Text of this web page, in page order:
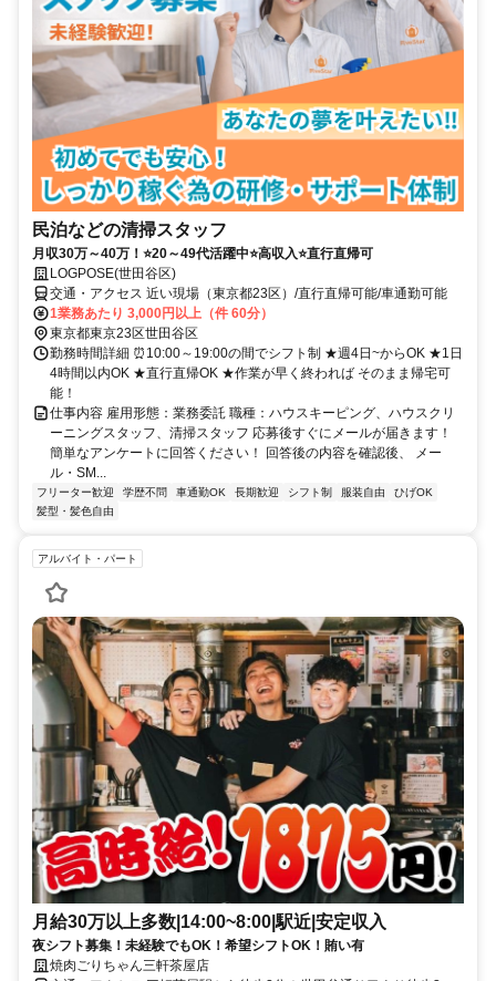
民泊などの清掃スタッフ
月収30万～40万！⭐20～49代活躍中⭐高収入⭐直行直帰可
LOGPOSE(世田谷区)
交通・アクセス 近い現場（東京都23区）/直行直帰可能/車通勤可能
1業務あたり 3,000円以上（件 60分）
東京都東京23区世田谷区
勤務時間詳細 ⏰10:00～19:00の間でシフト制 ★週4日~からOK ★1日
4時間以内OK ★直行直帰OK ★作業が早く終われば そのまま帰宅可
能！
仕事内容 雇用形態：業務委託 職種：ハウスキーピング、ハウスクリ
ーニングスタッフ、清掃スタッフ 応募後すぐにメールが届きます！
簡単なアンケートに回答ください！ 回答後の内容を確認後、 メー
ル・SM...
フリーター歓迎 学歴不問 車通勤OK 長期歓迎 シフト制 服装自由
ひげOK
髪型・髪色自由
アルバイト・パート
月給30万以上多数|14:00~8:00|駅近|安定収入
夜シフト募集！未経験でもOK！希望シフトOK！賄い有
焼肉ごりちゃん三軒茶屋店